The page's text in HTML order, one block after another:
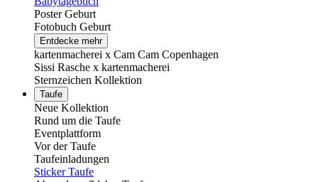
Poster Geburt
Fotobuch Geburt
Entdecke mehr
kartenmacherei x Cam Cam Copenhagen
Sissi Rasche x kartenmacherei
Sternzeichen Kollektion
Taufe
Neue Kollektion
Rund um die Taufe
Eventplattform
Vor der Taufe
Taufeinladungen
Sticker Taufe